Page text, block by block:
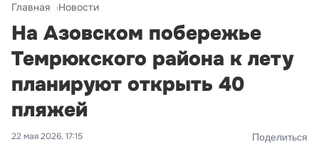
Главная Новости
На Азовском побережье
Темрюкского района к лету
планируют открыть 40
пляжей
22 мая 2026, 17:15 Поделиться